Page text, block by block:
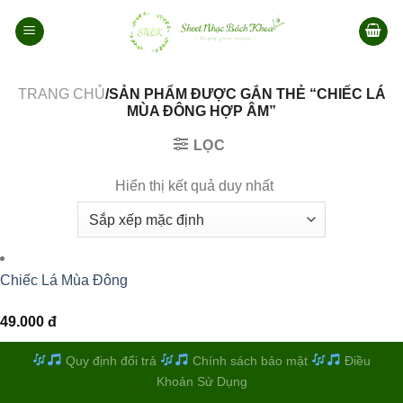
qua
TRANG CHỦ/SẢN PHẨM ĐƯỢC GẮN THẺ “CHIẾC LÁ
MÙA ĐÔNG HỢP ÂM”
LỌC
Hiển thị kết quả duy nhất
Chiếc Lá Mùa Đông
49.000 đ
Quy định đổi trả Chính sách bảo mật
Điều
Khoản Sử Dụng